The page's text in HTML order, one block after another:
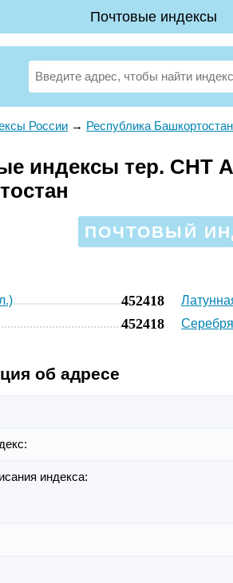
Почтовые индексы
России → Республика Башкортостан
индексы тер. СНТ
ПОЧТОВЫЙ
452418
452418
об адресе
индекса: